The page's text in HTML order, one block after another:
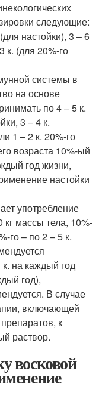
следующие:
настойки), 3 – 6
к. (для 20%-го
системы в
на основе
по 4 – 5 к.
3 – 4 к.
1 – 2 к. 20%-го
возраста 10%-ый
год жизни,
настойки
употребление
кг массы тела, 10%-
го – по 2 – 5 к.
к. на каждый год
год),
В случае
включающей
к
раствор.
восковой